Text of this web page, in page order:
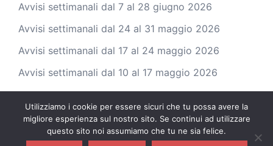
Avvisi settimanali dal 7 al 28 giugno 2026
Avvisi settimanali dal 24 al 31 maggio 2026
Avvisi settimanali dal 17 al 24 maggio 2026
Avvisi settimanali dal 10 al 17 maggio 2026
Utilizziamo i cookie per essere sicuri che tu possa avere la
migliore esperienza sul nostro sito. Se continui ad utilizzare
questo sito noi assumiamo che tu ne sia felice.